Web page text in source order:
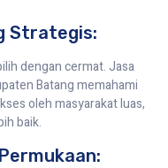
Strategis:
dengan cermat. Jasa
Batang memahami
oleh masyarakat luas,
baik.